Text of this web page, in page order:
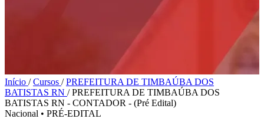
Início / Cursos / PREFEITURA DE TIMBAÚBA DOS
BATISTAS RN / PREFEITURA DE TIMBAÚBA DOS
BATISTAS RN - CONTADOR - (Pré Edital)
Nacional • PRÉ-EDITAL